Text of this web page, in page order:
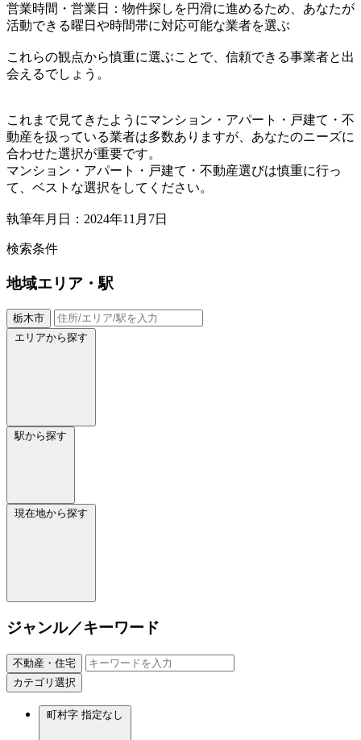
営業時間・営業日：物件探しを円滑に進めるため、あなたが
活動できる曜日や時間帯に対応可能な業者を選ぶ
これらの観点から慎重に選ぶことで、信頼できる事業者と出
会えるでしょう。
これまで見てきたようにマンション・アパート・戸建て・不
動産を扱っている業者は多数ありますが、あなたのニーズに
合わせた選択が重要です。
マンション・アパート・戸建て・不動産選びは慎重に行っ
て、ベストな選択をしてください。
執筆年月日：2024年11月7日
検索条件
地域エリア・駅
栃木市
エリアから探す
駅から探す
現在地から探す
ジャンル／キーワード
不動産・住宅
カテゴリ選択
町村字 指定なし